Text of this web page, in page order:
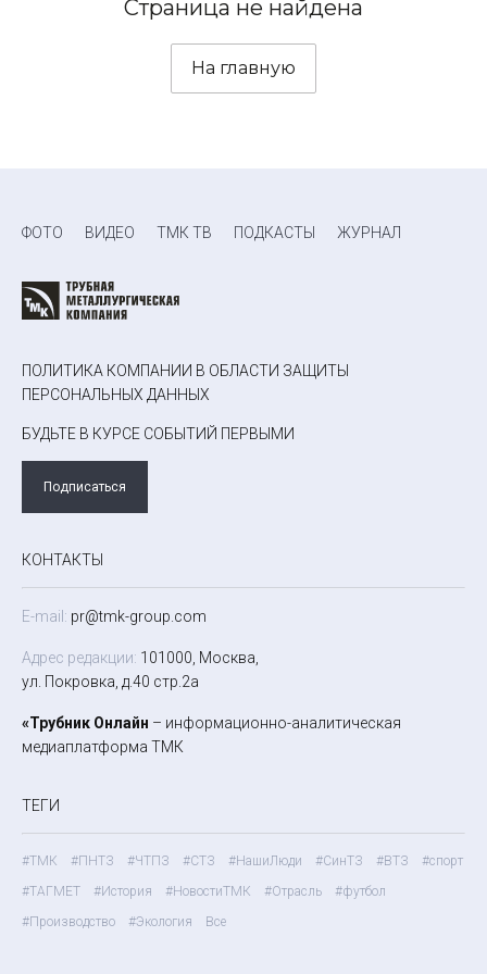
Страница не найдена
На главную
ФОТО ВИДЕО ТМК ТВ ПОДКАСТЫ ЖУРНАЛ
ПОЛИТИКА КОМПАНИИ В ОБЛАСТИ ЗАЩИТЫ
ПЕРСОНАЛЬНЫХ ДАННЫХ
БУДЬТЕ В КУРСЕ СОБЫТИЙ ПЕРВЫМИ
Подписаться
КОНТАКТЫ
E-mail: pr@tmk-group.com
Адрес редакции: 101000, Москва,
ул. Покровка, д.40 стр.2а
«Трубник Онлайн – информационно-аналитическая
медиаплатформа ТМК
ТЕГИ
#ТМК #ПНТЗ #ЧТПЗ #СТЗ #НашиЛюди #СинТЗ #ВТЗ
#спорт
#ТАГМЕТ
#История #НовостиТМК #Отрасль
#футбол
#Производство
#Экология Все